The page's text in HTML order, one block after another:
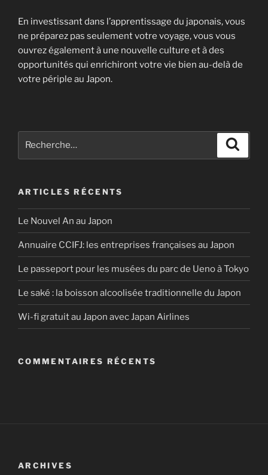
En investissant dans l’apprentissage du japonais, vous
ne préparez pas seulement votre voyage, vous vous
ouvrez également à une nouvelle culture et à des
opportunités qui enrichiront votre vie bien au-delà de
votre périple au Japon.
ARTICLES RÉCENTS
Le Nouvel An au Japon
Annuaire CCIFJ: les entreprises françaises au Japon
Le passeport pour les musées du parc de Ueno à Tokyo
Le saké : la boisson alcoolisée traditionnelle du Japon
Wi-fi gratuit au Japon avec Japan Airlines
COMMENTAIRES RÉCENTS
ARCHIVES